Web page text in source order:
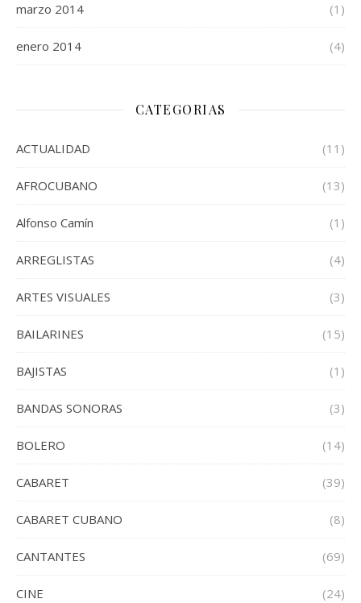
marzo 2014 (1)
enero 2014 (4)
CATEGORIAS
ACTUALIDAD (11)
AFROCUBANO (13)
Alfonso Camín (1)
ARREGLISTAS (4)
ARTES VISUALES (3)
BAILARINES (15)
BAJISTAS (1)
BANDAS SONORAS (3)
BOLERO (14)
CABARET (39)
CABARET CUBANO (8)
CANTANTES (69)
CINE (24)